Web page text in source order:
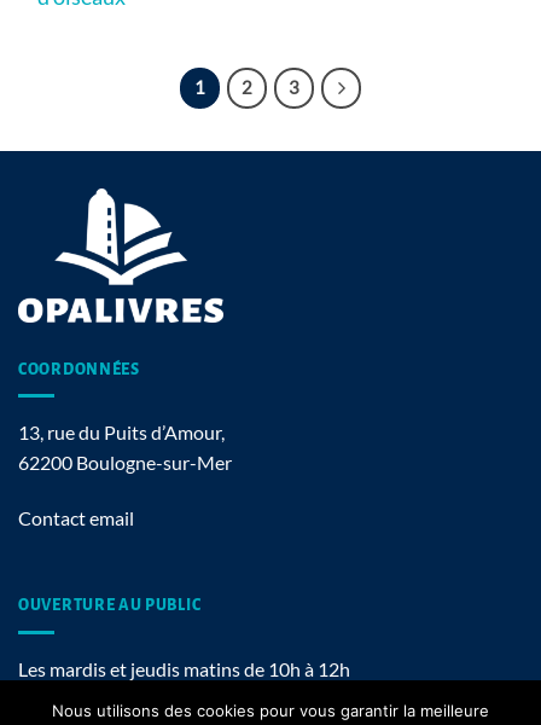
1 2 3
COORDONNÉES
13, rue du Puits d’Amour,
62200 Boulogne-sur-Mer
Contact email
OUVERTURE AU PUBLIC
Les mardis et jeudis matins de 10h à 12h
Nous utilisons des cookies pour vous garantir la meilleure